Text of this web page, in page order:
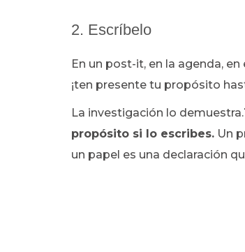
2. Escríbelo
En un post-it, en la agenda,
¡ten presente tu propósito
La investigación lo demuestra.
propósito si lo escribes. Un
un papel es una declaración